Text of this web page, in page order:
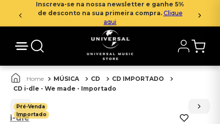
Inscreva-se na nossa newsletter e ganhe 5%
de desconto na sua primeira compra. Clique
aqui
MÚSICA CD
CD IMPORTADO
CD i-dle - We made - Importado
Pré-Venda
Importado
i-dle